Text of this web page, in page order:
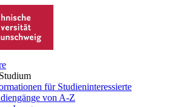
für Studieninteressierte
von A-Z